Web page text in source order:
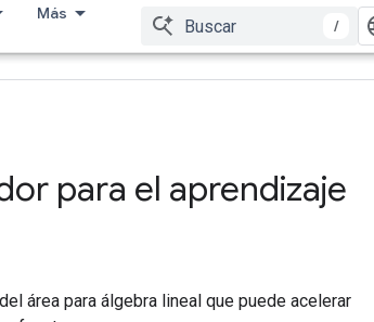
Más
/
para el aprendizaje
área para álgebra lineal que puede acelerar